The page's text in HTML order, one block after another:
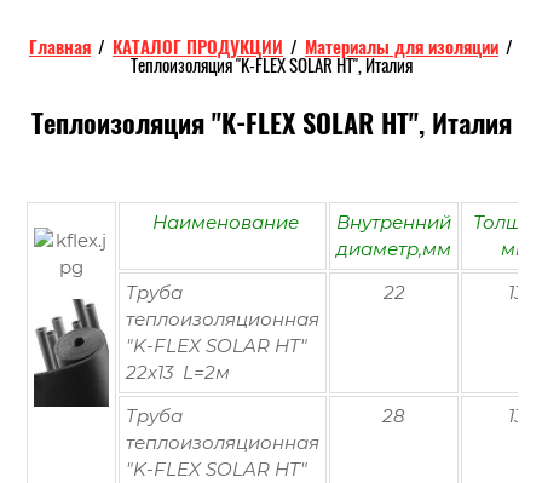
Главная / КАТАЛОГ ПРОДУКЦИИ / Материалы для изоляции /
Теплоизоляция "K-FLEX SOLAR HT", Италия
Теплоизоляция "K-FLEX SOLAR HT", Италия
Наименование
Внутренний
диаметр,мм
мм
Труба
теплоизоляционная
"K-FLEX SOLAR HT"
22х13 L=2м
22 13
Труба
теплоизоляционная
"K-FLEX SOLAR HT"
28 13